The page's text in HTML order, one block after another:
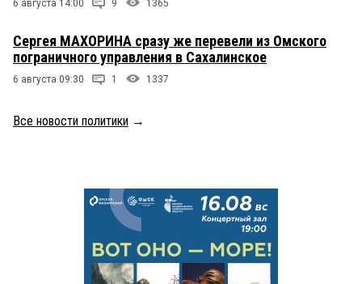
6 августа 14:00 9 1365
Сергея МАХОРИНА сразу же перевели из Омского
пограничного управления в Сахалинское
6 августа 09:30 1 1337
Все новости политики →